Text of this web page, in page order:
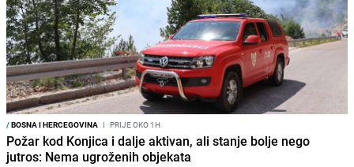
/BOSNA I HERCEGOVINA I PRIJE OKO 1H
Požar kod Konjica i dalje aktivan, ali stanje bolje nego
jutros: Nema ugroženih objekata